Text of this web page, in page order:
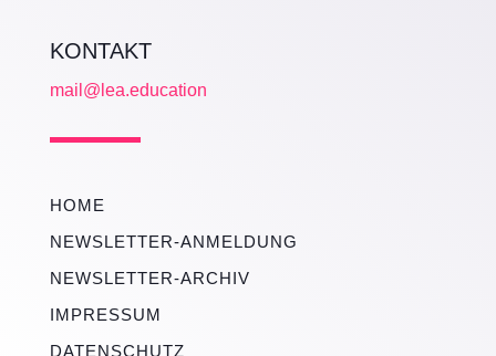
KONTAKT
mail@lea.education
HOME
NEWSLETTER-ANMELDUNG
NEWSLETTER-ARCHIV
IMPRESSUM
DATENSCHUTZ